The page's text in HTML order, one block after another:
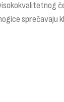
sprečavaju